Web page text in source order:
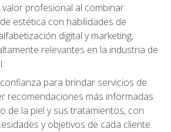
profesional al combinar
estética con habilidades de
digital y marketing,
relevantes en la industria de
para brindar servicios de
recomendaciones más informadas
de la piel y sus tratamientos, con
y objetivos de cada cliente.